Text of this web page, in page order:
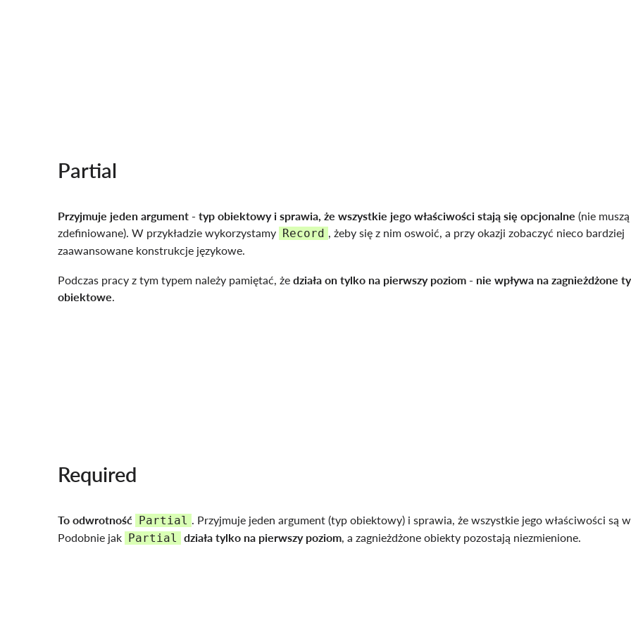
Partial
Przyjmuje jeden argument - typ obiektowy i sprawia, że wszystkie jego właściwości stają się opcjonalne (nie
zdefiniowane). W przykładzie wykorzystamy Record , żeby się z nim oswoić, a przy okazji zobaczyć nieco bardziej
zaawansowane konstrukcje językowe.
Podczas pracy z tym typem należy pamiętać, że działa on tylko na pierwszy poziom - nie wpływa na zagnieżdżone
obiektowe.
Required
To odwrotność Partial . Przyjmuje jeden argument (typ obiektowy) i sprawia, że wszystkie jego właściwości są
Podobnie jak Partial działa tylko na pierwszy poziom, a zagnieżdżone obiekty pozostają niezmienione.